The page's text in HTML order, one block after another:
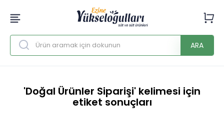
ARA
'Doğal Ürünler Siparişi' kelimesi için
etiket sonuçları